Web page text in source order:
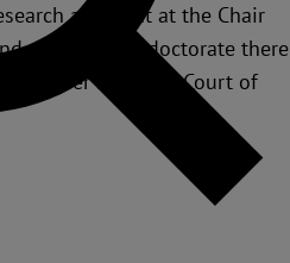
assistant at the Chair
received her doctorate there
Higher Regional Court of